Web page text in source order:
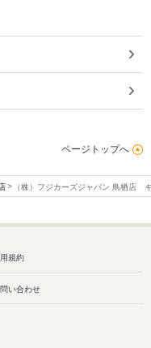
ページトップへ
（株）フジカーズジャパン 鳥栖店
規約
い合わせ